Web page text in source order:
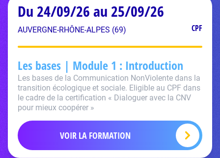
Du 24/09/26 au 25/09/26
AUVERGNE-RHÔNE-ALPES (69) CPF
Les bases | Module 1 : Introduction
Les bases de la Communication NonViolente dans la
transition écologique et sociale. Eligible au CPF dans
le cadre de la certification « Dialoguer avec la CNV
pour mieux coopérer »
VOIR LA FORMATION